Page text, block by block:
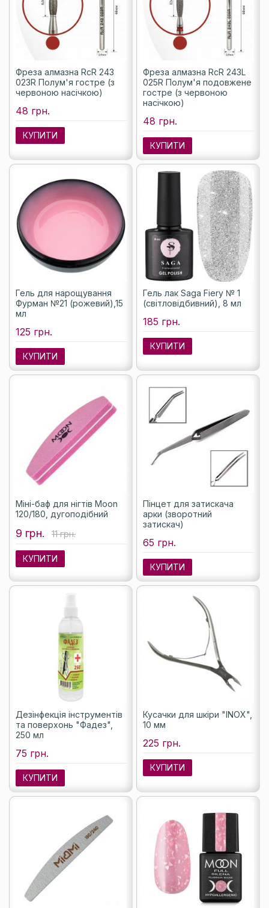
Фреза алмазна RcR 243
023R Полум'я гостре (з
червоною насічкою)
48 грн.
КУПИТИ
Фреза алмазна RcR 243L
025R Полум'я подовжене
гостре (з червоною
насічкою)
48 грн.
КУПИТИ
Гель для нарощування
Фурман №21 (рожевий),15
мл
125 грн.
КУПИТИ
Гель лак Saga Fiery № 1
(світловідбивний), 8 мл
185 грн.
КУПИТИ
Міні-баф для нігтів Moon
120/180, дугоподібний
9 грн. 11 грн.
КУПИТИ
Пінцет для затискача
арки (зворотний
затискач)
65 грн.
КУПИТИ
Дезінфекція інструментів
та поверхонь "Фадез",
250 мл
75 грн.
КУПИТИ
Кусачки для шкіри "INOX",
10 мм
225 грн.
КУПИТИ